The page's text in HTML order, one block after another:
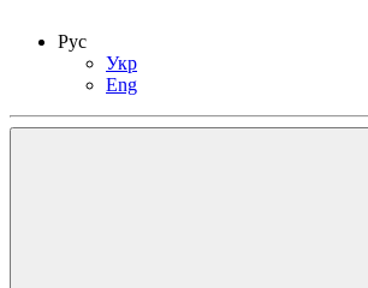
Рус
Укр
Eng